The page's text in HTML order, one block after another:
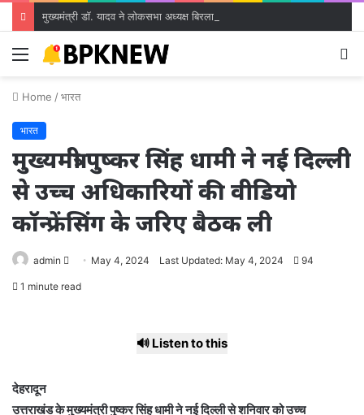
मुख्यमंत्री डॉ. यादव ने लोकसभा अध्यक्ष बिरला से की सौजन्य भेंट
Menu
Home /भारत
भारत
मुख्यमंत्री पुष्कर सिंह धामी ने नई दिल्ली
से उच्च अधिकारियों की वीडियो
कॉन्फ्रेंसिंग के जरिए बैठक ली
admin
Send May 4, 2024 Last Updated: May 4, 2024 94
1 minute read
🔊 Listen to this
देहरादून
उत्तराखंड के मुख्यमंत्री पुष्कर सिंह धामी ने नई दिल्ली से शनिवार को उच्च